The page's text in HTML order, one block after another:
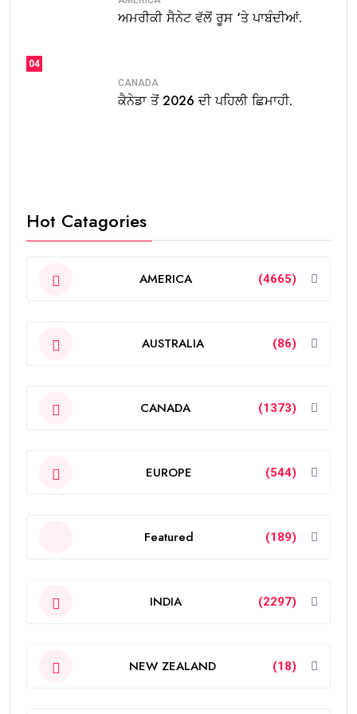
ਅਮਰੀਕੀ ਸੈਨੇਟ ਵੱਲੋਂ ਰੂਸ ‘ਤੇ ਪਾਬੰਦੀਆਂ.
04
CANADA
ਕੈਨੇਡਾ ਤੋਂ 2026 ਦੀ ਪਹਿਲੀ ਛਿਮਾਹੀ.
Hot Catagories
AMERICA (4665)
AUSTRALIA (86)
CANADA (1373)
EUROPE (544)
Featured (189)
INDIA (2297)
NEW ZEALAND (18)